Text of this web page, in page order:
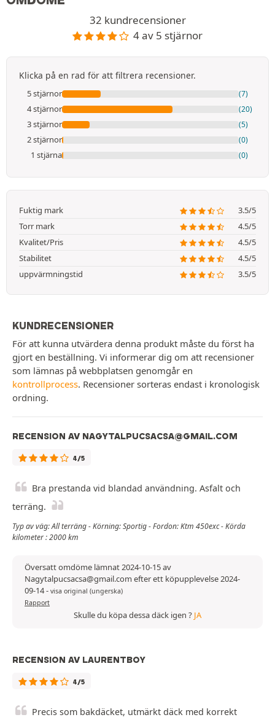
32 kundrecensioner
4 av 5 stjärnor
Klicka på en rad för att filtrera recensioner.
5 stjärnor (7)
4 stjärnor (20)
3 stjärnor (5)
2 stjärnor (0)
1 stjärna (0)
Fuktig mark
3.5/5
Torr mark
4.5/5
Kvalitet/Pris
4.5/5
Stabilitet
4.5/5
uppvärmningstid
3.5/5
KUNDRECENSIONER
För att kunna utvärdera denna produkt måste du först ha
gjort en beställning. Vi informerar dig om att recensioner
som lämnas på webbplatsen genomgår en
kontrollprocess. Recensioner sorteras endast i kronologisk
ordning.
RECENSION AV NAGYTALPUCSACSA@GMAIL.COM
4/5
Bra prestanda vid blandad användning. Asfalt och
terräng.
Typ av väg: All terräng - Körning: Sportig - Fordon: Ktm 450exc - Körda
kilometer : 2000 km
Översatt omdöme lämnat 2024-10-15 av
Nagytalpucsacsa@gmail.com efter ett köpupplevelse 2024-
09-14- visa original (ungerska)
Rapport
Skulle du köpa dessa däck igen ? JA
RECENSION AV LAURENTBOY
4/5
Precis som bakdäcket, utmärkt däck med korrekt